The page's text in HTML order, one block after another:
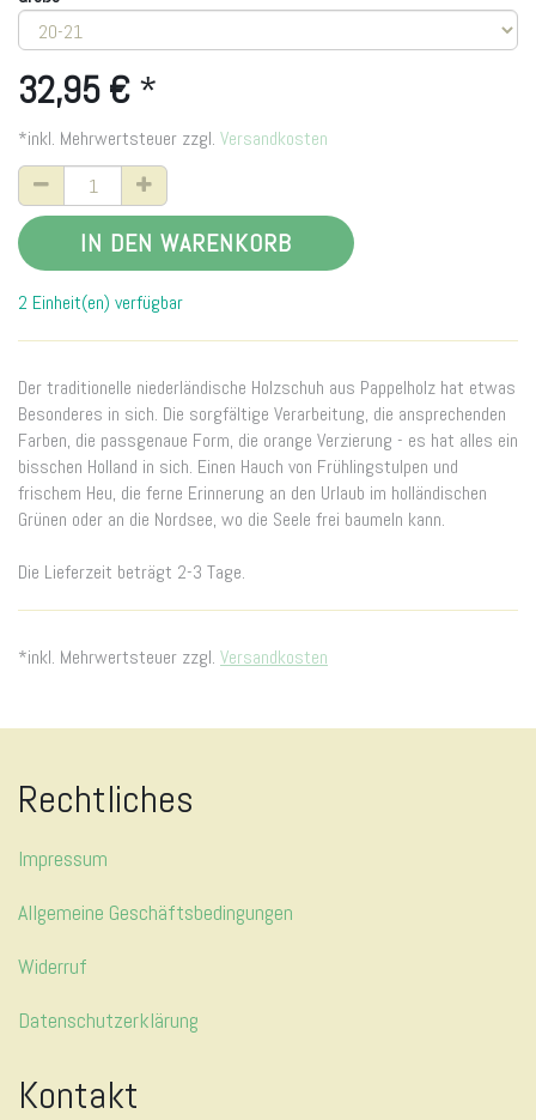
32,95 € *
*inkl. Mehrwertsteuer zzgl. Versandkosten
IN DEN WARENKORB
2 Einheit(en) verfügbar
Der traditionelle niederländische Holzschuh aus Pappelholz hat etwas
Besonderes in sich. Die sorgfältige Verarbeitung, die ansprechenden
Farben, die passgenaue Form, die orange Verzierung - es hat alles ein
bisschen Holland in sich. Einen Hauch von Frühlingstulpen und
frischem Heu, die ferne Erinnerung an den Urlaub im holländischen
Grünen oder an die Nordsee, wo die Seele frei baumeln kann.
Die Lieferzeit beträgt 2-3 Tage.
*inkl. Mehrwertsteuer zzgl. Versandkosten
Rechtliches
Impressum
Allgemeine Geschäftsbedingungen
Widerruf
Datenschutzerklärung
Kontakt